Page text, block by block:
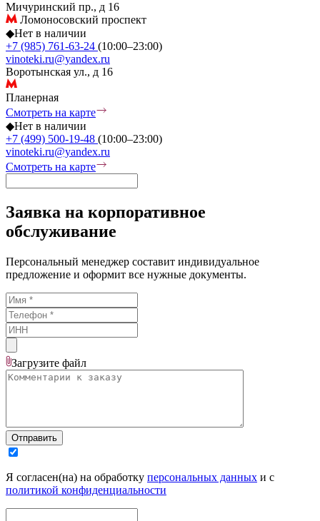
Мичуринский пр., д 16
Ломоносовский проспект
◆Нет в наличии
+7 (985) 761-63-24 (10:00–23:00)
vinoteki.ru@yandex.ru
Воротынская ул., д 16
Планерная
Смотреть на карте
◆Нет в наличии
+7 (499) 500-19-48 (10:00–23:00)
vinoteki.ru@yandex.ru
Смотреть на карте
Заявка на корпоративное
обслуживание
Персональный менеджер составит индивидуальное
предложение и оформит все нужные документы.
Загрузите файл
Отправить
Я согласен(на) на обработку персональных данных и с
политикой конфиденциальности